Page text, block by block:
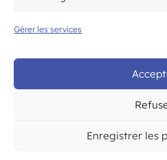
Gérer les services
Enregistrer les
réservés